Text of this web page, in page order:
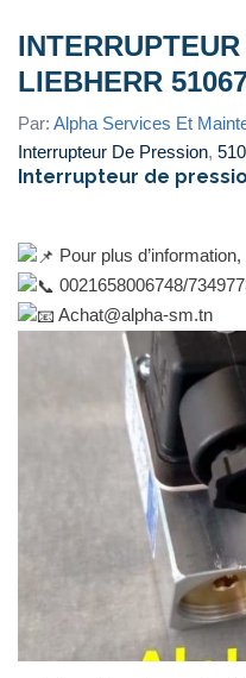
LIEBHERR
Par: Alpha Services Et
Interrupteur De Pression,
Interrupteur de
Pour plus
0021658006748/
Achat@alpha-sm.tn